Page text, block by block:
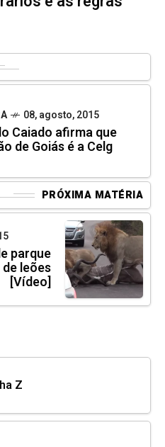
08, agosto, 2015
Caiado afirma que
de Goiás é a Celg
PRÓXIMA MATÉRIA
parque
leões
[Vídeo]
Z